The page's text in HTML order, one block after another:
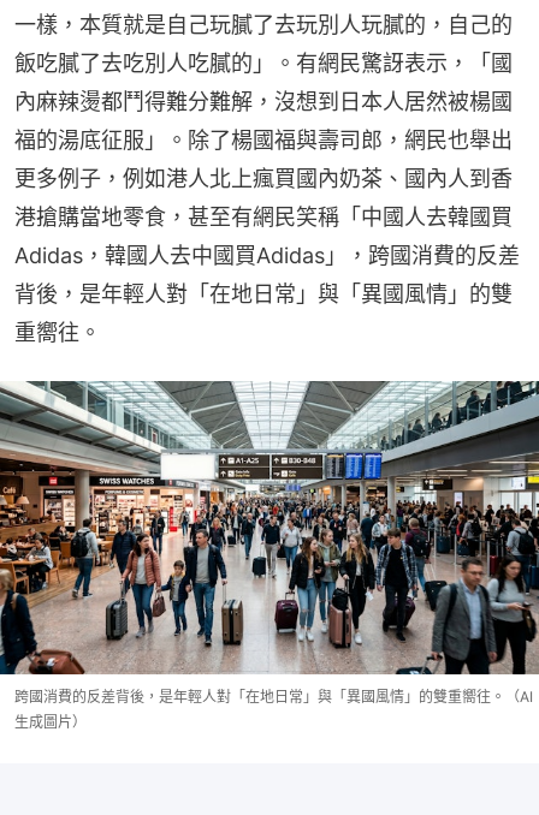
一樣，本質就是自己玩膩了去玩別人玩膩的，自己的
飯吃膩了去吃別人吃膩的」。有網民驚訝表示，「國
內麻辣燙都鬥得難分難解，沒想到日本人居然被楊國
福的湯底征服」。除了楊國福與壽司郎，網民也舉出
更多例子，例如港人北上瘋買國內奶茶、國內人到香
港搶購當地零食，甚至有網民笑稱「中國人去韓國買
Adidas，韓國人去中國買Adidas」，跨國消費的反差
背後，是年輕人對「在地日常」與「異國風情」的雙
重嚮往。
跨國消費的反差背後，是年輕人對「在地日常」與「異國風情」的雙重嚮往。（AI
生成圖片）